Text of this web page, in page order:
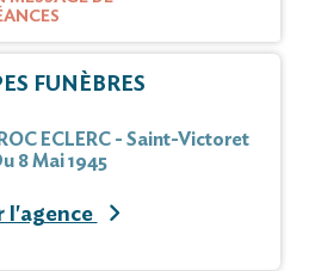
FUNÈBRES
ECLERC - Saint-Victoret
8 Mai 1945
l'agence